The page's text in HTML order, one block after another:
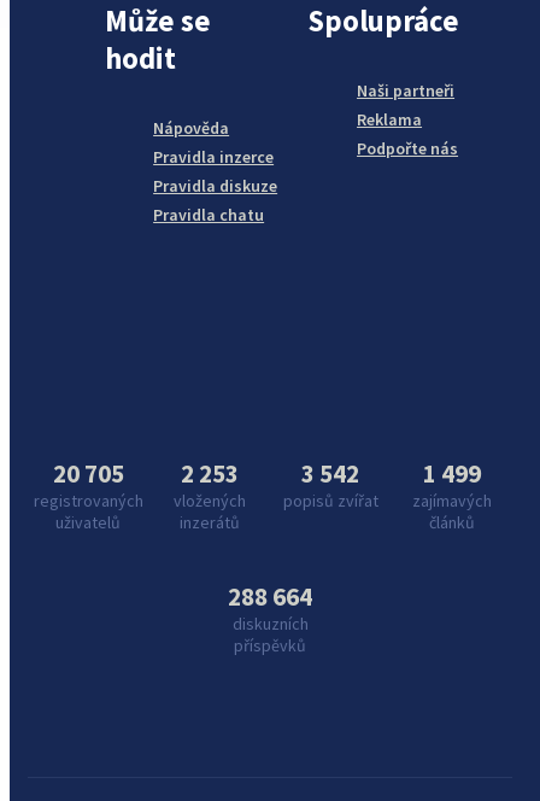
Může se
hodit
Nápověda
Pravidla inzerce
Pravidla diskuze
Pravidla chatu
Spolupráce
Naši partneři
Reklama
Podpořte nás
20 705
registrovaných
uživatelů
2 253
vložených
inzerátů
3 542
popisů zvířat
1 499
zajímavých
článků
288 664
diskuzních
příspěvků